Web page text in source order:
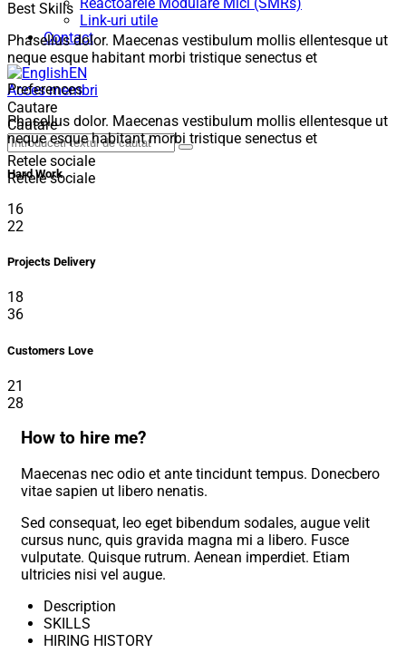
Link-uri utile
Contact
EN
Acces membri
Cautare
Cautare
Retele sociale
Retele sociale
Best Skills
Phasellus dolor. Maecenas vestibulum mollis ellentesque ut
neque esque habitant morbi tristique senectus et
Preferences
Phasellus dolor. Maecenas vestibulum mollis ellentesque ut
neque esque habitant morbi tristique senectus et
Hard Work
16
22
Projects Delivery
18
36
Customers Love
21
28
How to hire me?
Maecenas nec odio et ante tincidunt tempus. Donecbero
vitae sapien ut libero nenatis.
Sed consequat, leo eget bibendum sodales, augue velit
cursus nunc, quis gravida magna mi a libero. Fusce
vulputate. Quisque rutrum. Aenean imperdiet. Etiam
ultricies nisi vel augue.
Description
SKILLS
HIRING HISTORY